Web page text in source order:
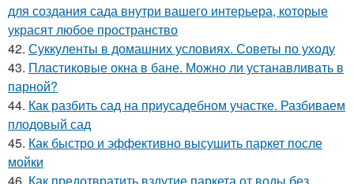
для создания сада внутри вашего интерьера, которые
украсят любое пространство
42. Суккуленты в домашних условиях. Советы по уходу
43. Пластиковые окна в бане. Можно ли устанавливать в
парной?
44. Как разбить сад на приусадебном участке. Разбиваем
плодовый сад
45. Как быстро и эффективно высушить паркет после
мойки